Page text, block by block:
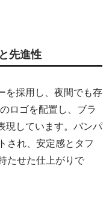
先進性
を採用し、夜間でも存
ロゴを配置し、ブラ
現しています。バンパ
され、安定感とタフ
たせた仕上がりで